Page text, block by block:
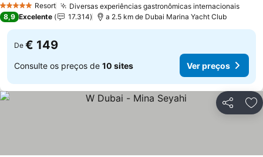
5 Estrelas Resort Diversas experiências gastronômicas internacionais
8,9 Excelente 17.314 a 2.5 km de Dubai Marina Yacht Club
De € 149
Consulte os preços de 10 sites Ver preços
Partilhar